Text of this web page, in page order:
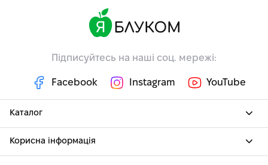
Підписуйтесь на наші соц. мережі:
Facebook Instagram YouTube
Каталог
Корисна інформація